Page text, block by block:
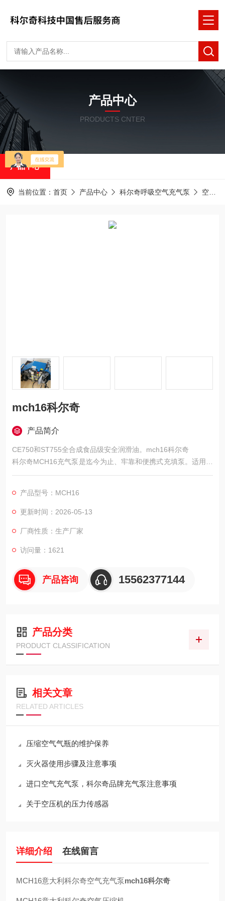
产品中心
PRODUCTS CNTER
产品中心
当前位置： 首页 产品中心 科尔奇呼吸空气充气泵 空气压缩机
mch16科尔奇
产品简介
CE750和ST755全合成食品级安全润滑油。mch16科尔奇
科尔奇MCH16充气泵是迄今为止、牢靠和便携式充填泵。适用于
对重量和空间要求较高的领域（如潜水、射击、游艇、轮船、消
护、维修，意大利科尔奇充气泵将长年为您提供更高质量的压缩
空气。意大利科尔奇进口品牌，返修率低，价格适中，是正压式
产品型号：MCH16
更新时间：2026-05-13
厂商性质：生产厂家
访问量：1621
产品咨询 15562377144
产品分类
PRODUCT CLASSIFICATION
相关文章
RELATED ARTICLES
压缩空气气瓶的维护保养
灭火器使用步骤及注意事项
进口空气充气泵，科尔奇品牌充气泵注意事项
关于空压机的压力传感器
详细介绍 在线留言
MCH16意大利科尔奇空气充气泵mch16科尔奇